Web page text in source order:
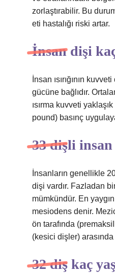
zorlaştırabilir. Bu
eti hastalığı riski artar.
İnsan dişi
İnsan ısırığının
gücüne bağlıdır.
ısırma kuvveti
pound) basınç
33 dişli
İnsanların genellikle
dişi vardır. Fazladan
mümkündür. En
mesiodens denir.
ön tarafında
(kesici dişler)
32 diş kaç